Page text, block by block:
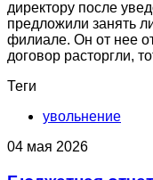
директору после
предложили занять
филиале. Он от нее
договор расторгли,
Теги
увольнение
04 мая 2026